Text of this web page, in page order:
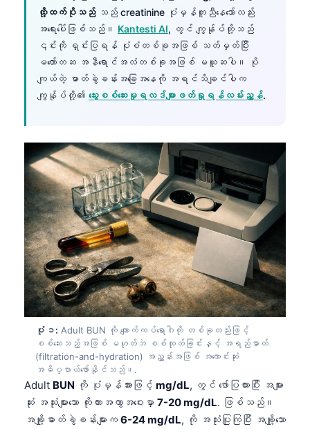
ထို့ထက်ပိုသည်သည် creatinine ပုံမှန်တူညီနေသော်လည်း
အရေးပေါ်ဖြစ်သည်။ Kantesti AI, တွင် ကျွန်ုပ်တို့သည်
၎င်းကို ရှင်းပြရန် ပုံစံတစ်ခုအဖြစ် သတ်မှတ်ပြီး
မတော်တဆ အနီရောင်အလံတစ်ခုအဖြစ် မယူဆပါ။ ပို
ကျယ်တဲ့ ဓာတ်ခွဲခန်းအခြေအနေကို အရင်သိချင်ပါက
ကျွန်ုပ်တို့၏ သွေးစစ်ဆေးမှုရလဒ်များဖတ်ရှုရန်လမ်းညွှန်.
ပုံ ၁: Adult BUN ကို ကျောက်ကပ်ရောဂါကို တစ်ခုတည်းဖြင့်
စစ်ဆေးသည့်အဖြစ် မဟုတ်ဘဲ စစ်ထုတ်ခြင်းနှင့် အရည်ဓာတ်
(filtration-and-hydration) အညွှန်းအဖြစ် အကောင်းဆုံး
အဓိပ္ပာယ်ဖော်နိုင်သည်။.
Adult BUN ကို ပုံမှန်အားဖြင့် mg/dL, တွင် ဖော်ပြထားပြီး အများ
ဆုံး အသုံးများသော ကိုးကားအကွာအဝေးမှာ 7-20 mg/dL. ဖြစ်သည်။
အချို့ဓာတ်ခွဲခန်းများက 6-24 mg/dL, ကို အသုံးပြုကြပြီး အချို့သော